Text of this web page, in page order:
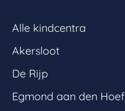
Alle kindcentra
Akersloot
De Rijp
Egmond aan den Hoef